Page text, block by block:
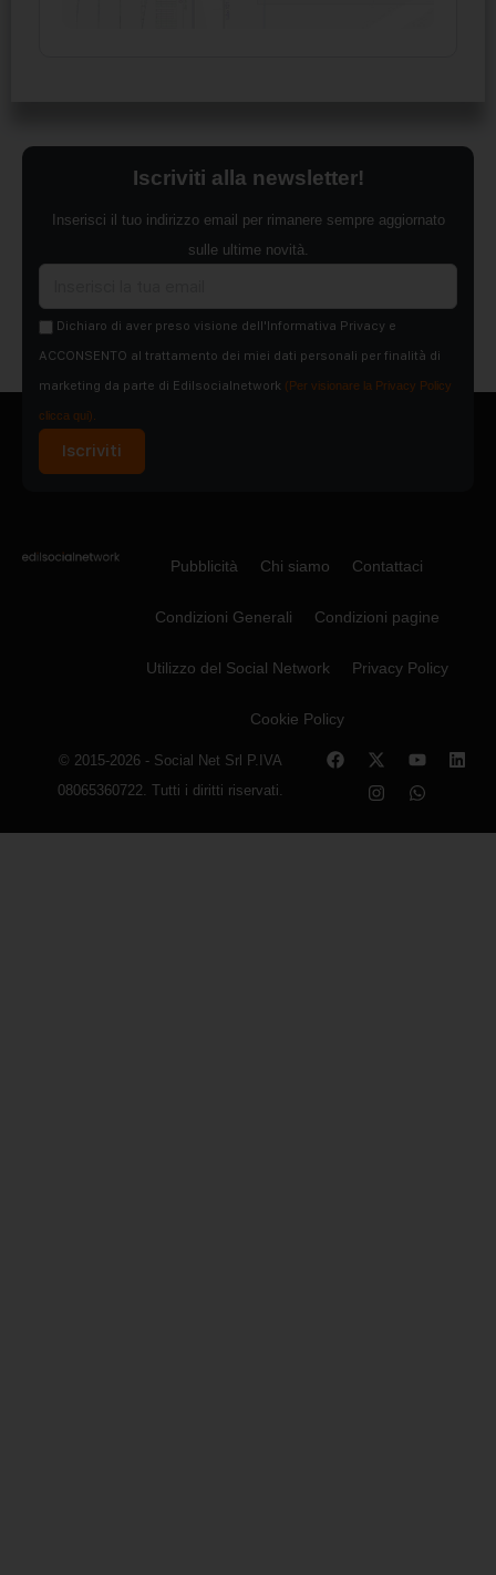
Iscriviti alla newsletter!
Inserisci il tuo indirizzo email per rimanere sempre aggiornato
sulle ultime novità.
Dichiaro di aver preso visione dell'Informativa Privacy e
ACCONSENTO al trattamento dei miei dati personali per finalità di
marketing da parte di Edilsocialnetwork (Per visionare la Privacy Policy
clicca qui).
Iscriviti
Pubblicità Chi siamo Contattaci
Condizioni Generali Condizioni pagine
Utilizzo del Social Network Privacy Policy
Cookie Policy
© 2015-2026 - Social Net Srl P.IVA
08065360722. Tutti i diritti riservati.